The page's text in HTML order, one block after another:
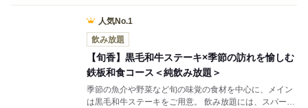
人気No.1
飲み放題
【旬香】黒毛和牛ステーキ×季節の訪れを愉しむ
鉄板和食コース＜純飲み放題＞
季節の魚介や野菜など旬の味覚の食材を中心に、メイン
は黒毛和牛ステーキをご用意。 飲み放題には、スパーク